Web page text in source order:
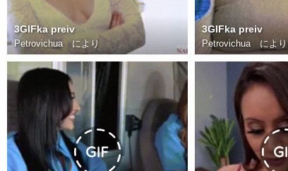
3GIFka preiv
Petrovichuaにより
3GIFka preiv
Petrovichuaにより